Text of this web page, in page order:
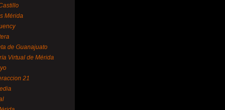
Mérida
de Guanajuato
Virtual de Mérida
21